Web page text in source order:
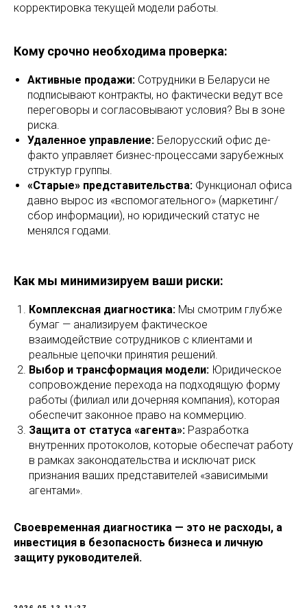
корректировка текущей модели работы.
Кому срочно необходима проверка:
Активные продажи: Сотрудники в Беларуси не
подписывают контракты, но фактически ведут все
переговоры и согласовывают условия? Вы в зоне
риска.
Удаленное управление: Белорусский офис де-
факто управляет бизнес-процессами зарубежных
структур группы.
«Старые» представительства: Функционал офиса
давно вырос из «вспомогательного» (маркетинг/
сбор информации), но юридический статус не
менялся годами.
Как мы минимизируем ваши риски:
Комплексная диагностика: Мы смотрим глубже
бумаг — анализируем фактическое
взаимодействие сотрудников с клиентами и
реальные цепочки принятия решений.
Выбор и трансформация модели: Юридическое
сопровождение перехода на подходящую форму
работы (филиал или дочерняя компания), которая
обеспечит законное право на коммерцию.
Защита от статуса «агента»: Разработка
внутренних протоколов, которые обеспечат работу
в рамках законодательства и исключат риск
признания ваших представителей «зависимыми
агентами».
Своевременная диагностика — это не расходы, а
инвестиция в безопасность бизнеса и личную
защиту руководителей.